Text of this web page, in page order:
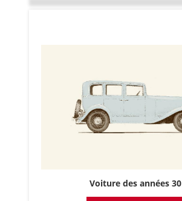
Voiture des années 30